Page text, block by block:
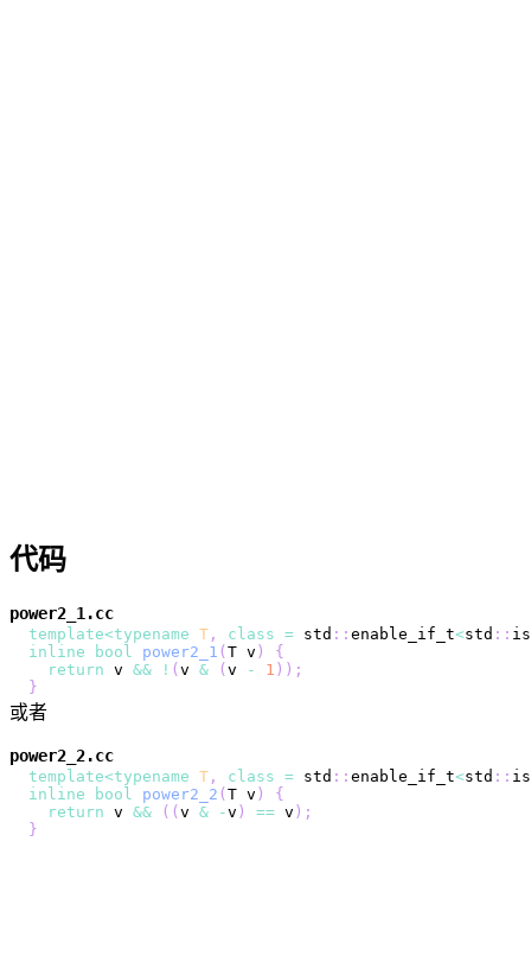
代码
power2_1.cc
template<typename T , class = std :: enable_if_t<std ::
inline
bool power2_1 ( T v )
{
return v && ! ( v & ( v - 1 ) ) ;
}
或者
power2_2.cc
template<typename T , class = std :: enable_if_t<std ::
inline
bool power2_2 ( T v )
{
return v && ( ( v & -v ) == v ) ;
}